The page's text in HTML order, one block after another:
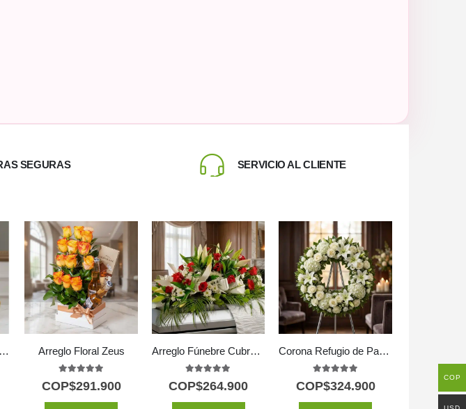
SEGURAS SERVICIO AL CLIENTE
Orquídea ESTRELLA: Arreglo de Doble Vara con Chocolates ✨ Arreglo Floral Zeus
COP$291.900
Arreglo Fúnebre Cubre Caja Paraíso
COP$264.900
Corona Refugio de Paz: Un Último Adiós a Hiram 🕊️
COP$324.900
COP